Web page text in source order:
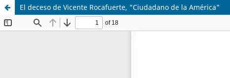
El deceso de Vicente Rocafuerte, "Ciudadano de la América"